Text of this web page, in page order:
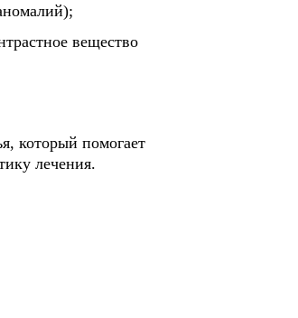
вещество
который помогает
лечения.